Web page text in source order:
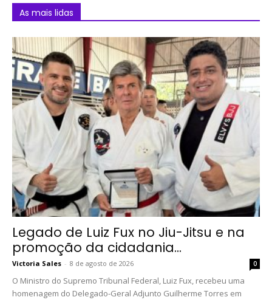
As mais lidas
Legado de Luiz Fux no Jiu-Jitsu e na
promoção da cidadania...
Victoria Sales - 8 de agosto de 2026 0
O Ministro do Supremo Tribunal Federal, Luiz Fux, recebeu uma
homenagem do Delegado-Geral Adjunto Guilherme Torres em